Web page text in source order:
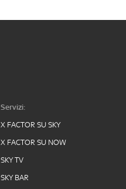
Servizi:
X FACTOR SU SKY
X FACTOR SU NOW
SKY TV
SKY BAR